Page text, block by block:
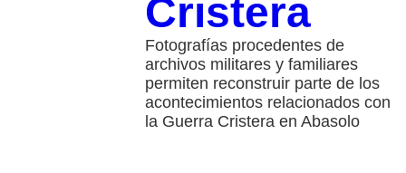
Cristera
Fotografías procedentes de
archivos militares y familiares
permiten reconstruir parte de los
acontecimientos relacionados con
la Guerra Cristera en Abasolo